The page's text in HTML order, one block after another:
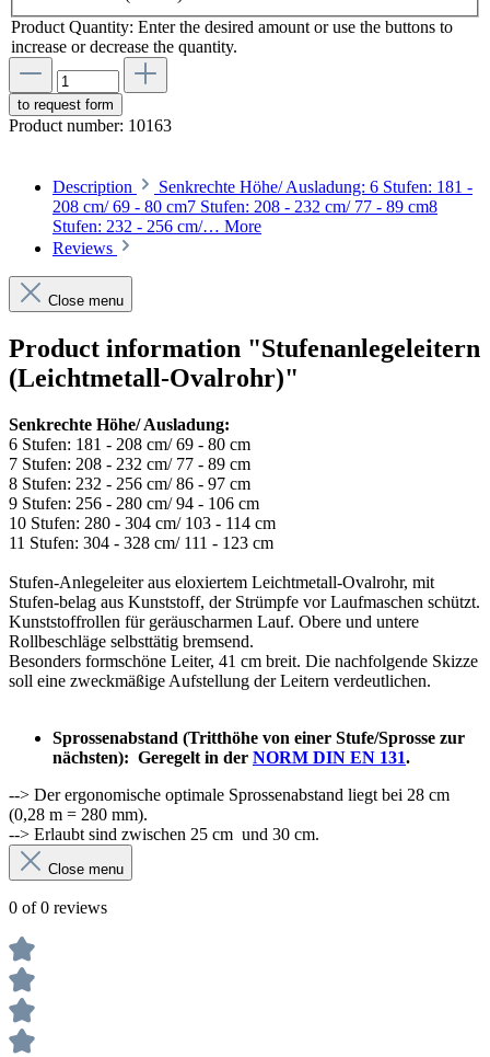
Product Quantity: Enter the desired amount or use the buttons to
increase or decrease the quantity.
to request form
Product number: 10163
Description
Senkrechte Höhe/ Ausladung: 6 Stufen: 181 -
208 cm/ 69 - 80 cm7 Stufen: 208 - 232 cm/ 77 - 89 cm8
Stufen: 232 - 256 cm/… More
Reviews
Close menu
Product information "Stufenanlegeleitern
(Leichtmetall-Ovalrohr)"
Senkrechte Höhe/ Ausladung:
6 Stufen: 181 - 208 cm/ 69 - 80 cm
7 Stufen: 208 - 232 cm/ 77 - 89 cm
8 Stufen: 232 - 256 cm/ 86 - 97 cm
9 Stufen: 256 - 280 cm/ 94 - 106 cm
10 Stufen: 280 - 304 cm/ 103 - 114 cm
11 Stufen: 304 - 328 cm/ 111 - 123 cm
Stufen-Anlegeleiter aus eloxiertem Leichtmetall-Ovalrohr, mit
Stufen-belag aus Kunststoff, der Strümpfe vor Laufmaschen schützt.
Kunststoffrollen für geräuscharmen Lauf. Obere und untere
Rollbeschläge selbsttätig bremsend.
Besonders formschöne Leiter, 41 cm breit. Die nachfolgende Skizze
soll eine zweckmäßige Aufstellung der Leitern verdeutlichen.
Sprossenabstand (Tritthöhe von einer Stufe/Sprosse zur
nächsten): Geregelt in der NORM DIN EN 131.
--> Der ergonomische optimale Sprossenabstand liegt bei 28 cm
(0,28 m = 280 mm).
--> Erlaubt sind zwischen 25 cm und 30 cm.
Close menu
0 of 0 reviews